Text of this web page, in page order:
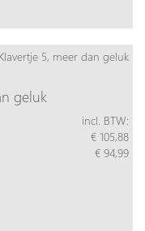
geluk
incl. BTW:
€ 105,88
€ 94,99